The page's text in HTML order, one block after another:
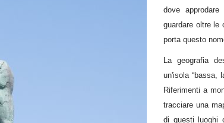
dove
guardare oltre le
porta questo
La geografia
un'isola “bassa,
Riferimenti a
tracciare una
di questi luoghi